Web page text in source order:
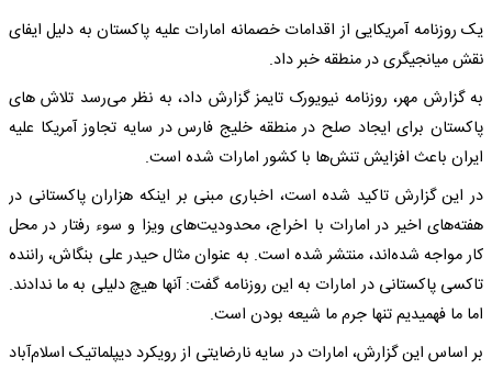
یک روزنامه آمریکایی از اقدامات خصمانه امارات علیه پاکستان به دلیل ایفای
نقش میانجیگری در منطقه خبر داد.
به گزارش مهر، روزنامه نیویورک تایمز گزارش داد، به نظر می‌رسد تلاش های
پاکستان برای ایجاد صلح در منطقه خلیج فارس در سایه تجاوز آمریکا علیه
ایران باعث افزایش تنش‌ها با کشور امارات شده است.
در این گزارش تاکید شده است، اخباری مبنی بر اینکه هزاران پاکستانی در
هفته‌های اخیر در امارات با اخراج، محدودیت‌های ویزا و سوء رفتار در محل
کار مواجه شده‌اند، منتشر شده است. به عنوان مثال حیدر علی بنگاش، راننده
تاکسی پاکستانی در امارات به این روزنامه گفت: آنها هیچ دلیلی به ما ندادند.
اما ما فهمیدیم تنها جرم ما شیعه بودن است.
بر اساس این گزارش، امارات در سایه نارضایتی از رویکرد دیپلماتیک اسلام‌آباد